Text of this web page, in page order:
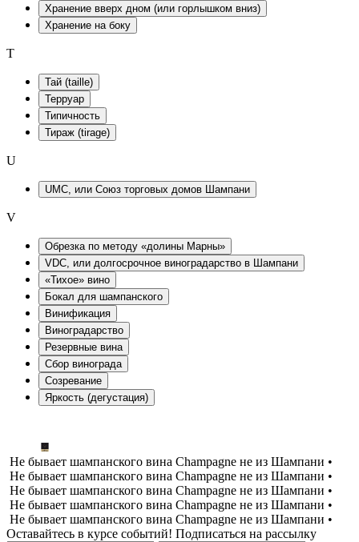
Хранение вверх дном (или горлышком вниз)
Хранение на боку
T
Тай (taille)
Терруар
Типичность
Тираж (tirage)
U
UMC, или Союз торговых домов Шампани
V
Oбрезка по методу «долины Марны»
VDC, или долгосрочное виноградарство в Шампани
«Тихое» вино
Бокал для шампанского
Винификация
Виноградарство
Резервные вина
Сбор винограда
Созревание
Яркость (дегустация)
Не бывает шампанского вина Champagne не из Шампани •
Не бывает шампанского вина Champagne не из Шампани •
Не бывает шампанского вина Champagne не из Шампани •
Не бывает шампанского вина Champagne не из Шампани •
Не бывает шампанского вина Champagne не из Шампани •
Оставайтесь в курсе событий! Подписаться на рассылку